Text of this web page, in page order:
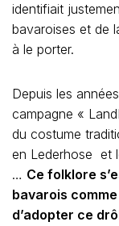
identifiait
bavaroises et de
à le porter.
Depuis les
campagne «
du costume
en Lederhose et
… Ce folklore
bavarois
d’adopter ce